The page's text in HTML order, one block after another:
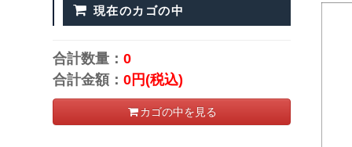
現在のカゴの中
合計数量：0
合計金額：0円(税込)
カゴの中を見る